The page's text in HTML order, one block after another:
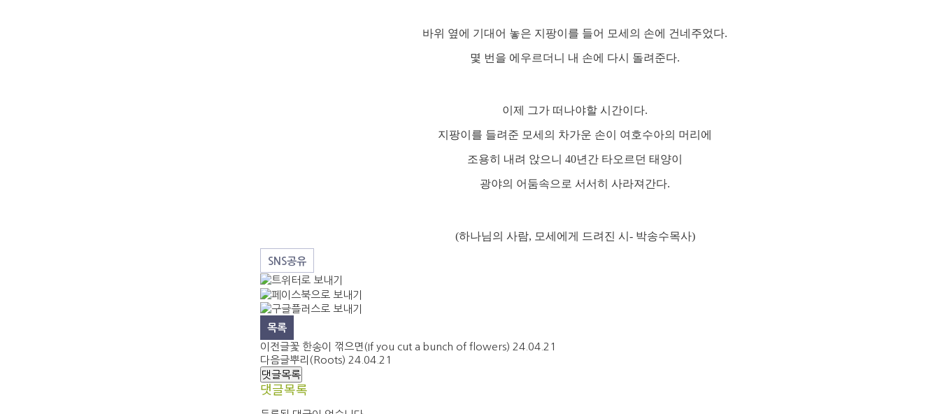
바위 옆에 기대어 놓은 지팡이를 들어 모세의 손에 건네주었다.
몇 번을 에우르더니 내 손에 다시 돌려준다.
이제 그가 떠나야할 시간이다.
지팡이를 들려준 모세의 차가운 손이 여호수아의 머리에
조용히 내려 앉으니 40년간 타오르던 태양이
광야의 어둠속으로 서서히 사라져간다.
(하나님의 사람, 모세에게 드려진 시- 박송수목사)
SNS공유
목록
이전글꽃 한송이 꺾으면(If you cut a bunch of flowers) 24.04.21
다음글뿌리(Roots) 24.04.21
댓글목록
댓글목록